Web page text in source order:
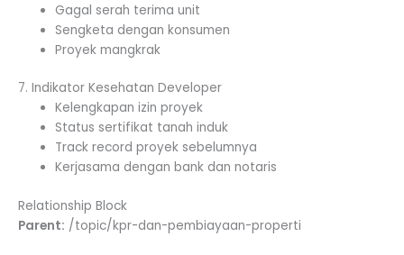
Gagal serah terima unit
Sengketa dengan konsumen
Proyek mangkrak
7. Indikator Kesehatan Developer
Kelengkapan izin proyek
Status sertifikat tanah induk
Track record proyek sebelumnya
Kerjasama dengan bank dan notaris
Relationship Block
Parent: /topic/kpr-dan-pembiayaan-properti